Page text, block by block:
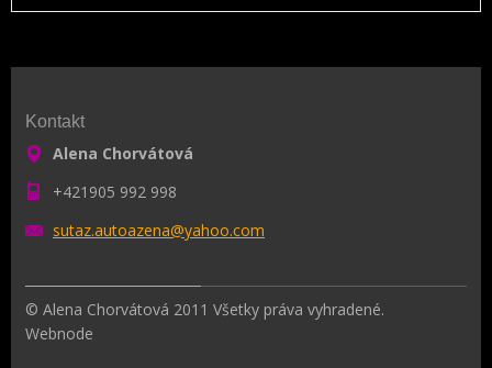
Kontakt
Alena Chorvátová
+421905 992 998
sutaz.autoazena@yahoo.com
© Alena Chorvátová 2011 Všetky práva vyhradené.
Webnode